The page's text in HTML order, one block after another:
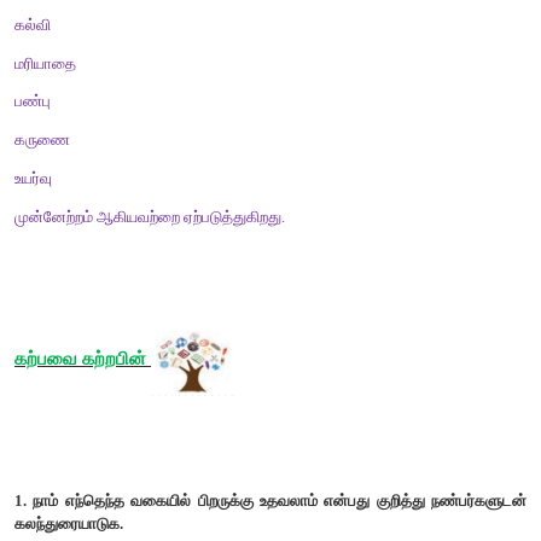
(ii)பிறர் செய்யும் தீமையைப் பொறுத்துக் கொள்ளுதல்.
iii) இனிய சொற்களைப் பேசுதல்.
(v)கல்வி அறிவு பெறுதல்.
(vi)பிறருக்கு உதவுவதல்.
விடை